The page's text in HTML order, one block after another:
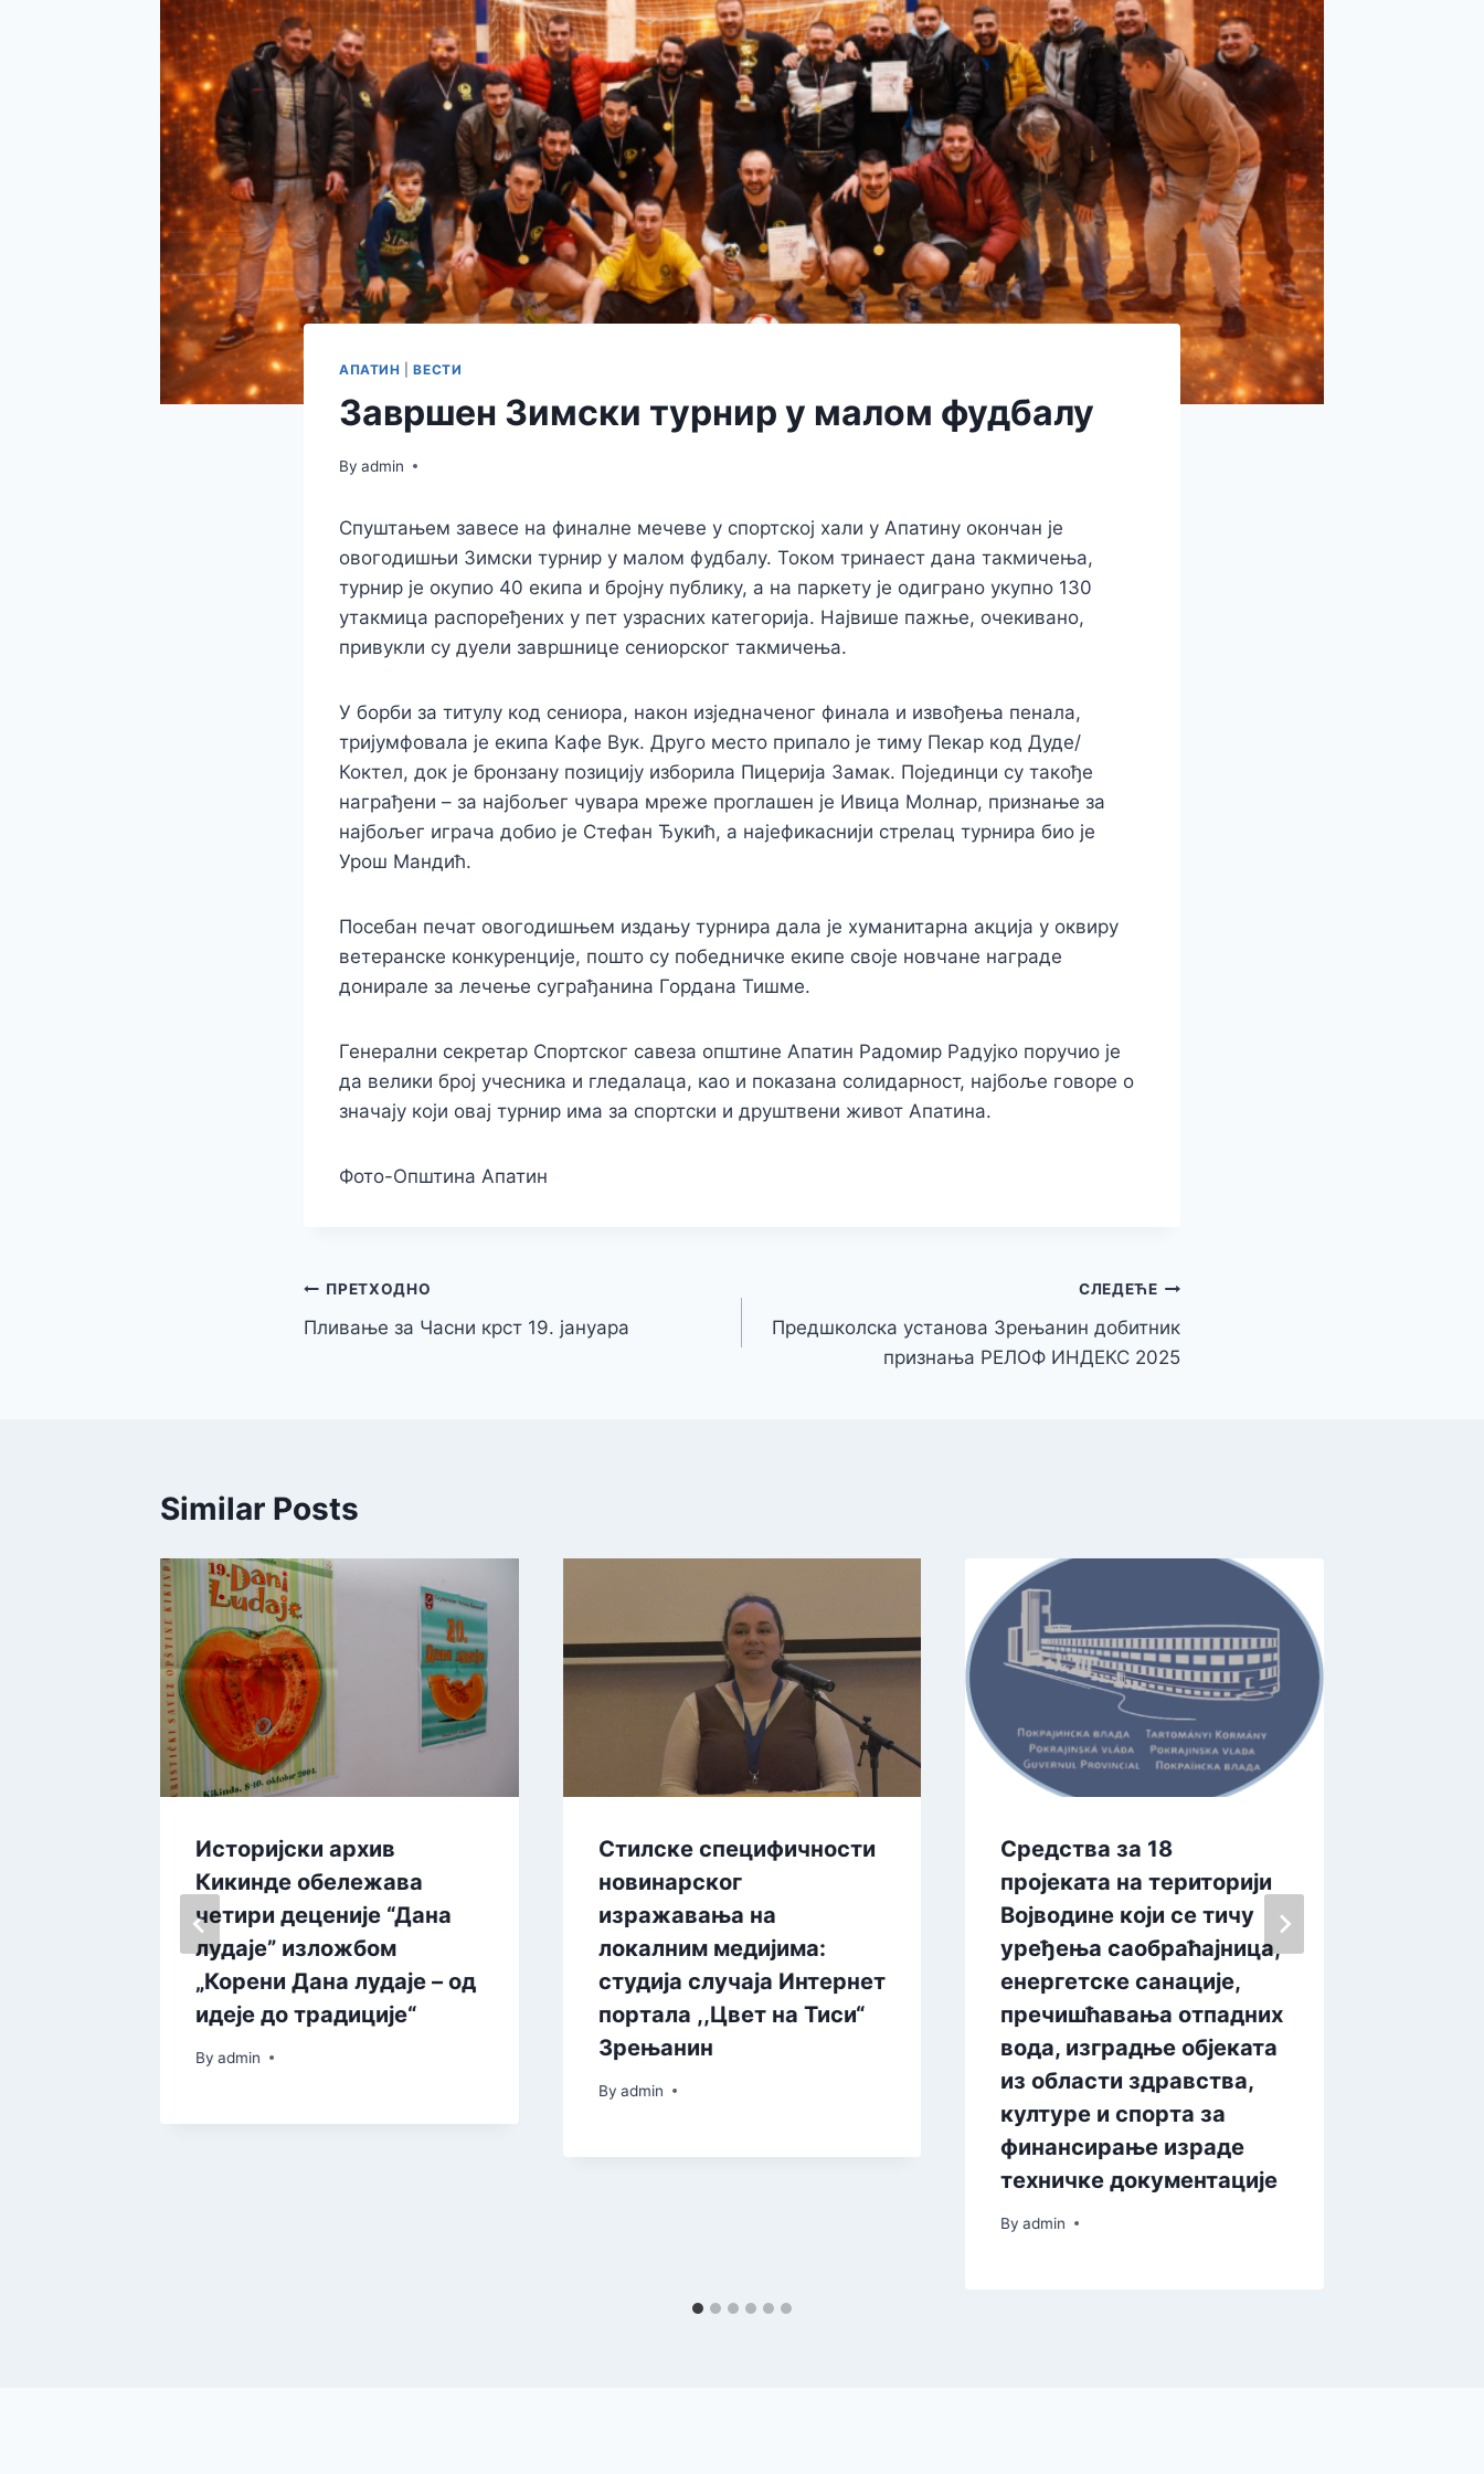
АПАТИН |ВЕСТИ
Завршен Зимски турнир у малом фудбалу
By admin
Спуштањем завесе на финалне мечеве у спортској хали у Апатину окончан је
овогодишњи Зимски турнир у малом фудбалу. Током тринаест дана такмичења,
турнир је окупио 40 екипа и бројну публику, а на паркету је одиграно укупно 130
утакмица распоређених у пет узрасних категорија. Највише пажње, очекивано,
привукли су дуели завршнице сениорског такмичења.
У борби за титулу код сениора, након изједначеног финала и извођења пенала,
тријумфовала је екипа Кафе Вук. Друго место припало је тиму Пекар код Дуде/
Коктел, док је бронзану позицију изборила Пицерија Замак. Појединци су такође
награђени – за најбољег чувара мреже проглашен је Ивица Молнар, признање за
најбољег играча добио је Стефан Ђукић, а најефикаснији стрелац турнира био је
Урош Мандић.
Посебан печат овогодишњем издању турнира дала је хуманитарна акција у оквиру
ветеранске конкуренције, пошто су победничке екипе своје новчане награде
донирале за лечење суграђанина Гордана Тишме.
Генерални секретар Спортског савеза општине Апатин Радомир Радујко поручио је
да велики број учесника и гледалаца, као и показана солидарност, најбоље говоре о
значају који овај турнир има за спортски и друштвени живот Апатина.
Фото-Општина Апатин
Кретање
чланка
ПРЕТХОДНО
Пливање за Часни крст 19. јануара
СЛЕДЕЋЕ
Предшколска установа Зрењанин добитник
признања РЕЛОФ ИНДЕКС 2025
Similar Posts
Историјски архив
Кикинде обележава
четири деценије “Дана
лудаје” изложбом
„Корени Дана лудаје – од
идеје до традиције“
By admin
Стилске специфичности
новинарског
изражавања на
локалним медијима:
студија случаја Интернет
портала ,,Цвет на Тиси“
Зрењанин
By admin
Средства за 18
пројеката на територији
Војводине који се тичу
уређења саобраћајница,
енергетске санације,
пречишћавања отпадних
вода, изградње објеката
из области здравства,
културе и спорта за
финансирање израде
техничке документације
By admin